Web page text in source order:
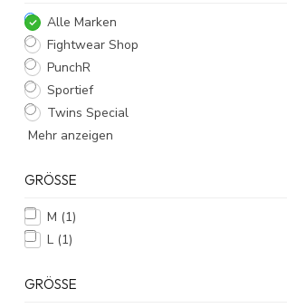
Alle Marken
Fightwear Shop
PunchR
Sportief
Twins Special
Mehr anzeigen
GRÖSSE
M (1)
L (1)
GRÖSSE